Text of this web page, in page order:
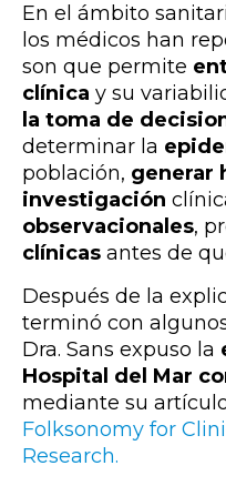
En el ámbito
los médicos han
son que permite
clínica y su
la toma de
determinar la
población, generar
investigación
observacionales,
clínicas antes de
Después de la
terminó con
Dra. Sans expuso la
Hospital del Mar
mediante su
Folksonomy for
Research.